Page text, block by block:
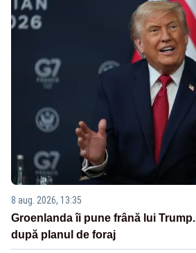
8 aug. 2026, 13:35
Groenlanda îi pune frână lui
după planul de foraj